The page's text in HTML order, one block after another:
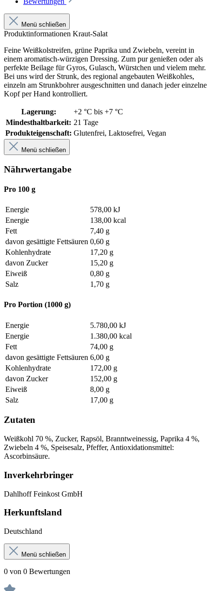
Menü schließen
Produktinformationen Kraut-Salat
Feine Weißkolstreifen, grüne Paprika und Zwiebeln, vereint in
einem aromatisch-würzigen Dressing. Zum pur genießen oder als
perfekte Beilage für Gyros, Gulasch, Würstchen und vielem mehr.
Bei uns wird der Strunk, des regional angebauten Weißkohles,
einzeln am Strunkbohrer ausgeschnitten und danach jeder einzelne
Kopf per Hand kontrolliert.
Lagerung:
+2 °C bis +7 °C
Mindesthaltbarkeit: 21 Tage
Produkteigenschaft: Glutenfrei, Laktosefrei, Vegan
Menü schließen
Nährwertangabe
Pro 100 g
Energie
578,00 kJ
Energie
138,00 kcal
Fett
7,40 g
davon gesättigte Fettsäuren 0,60 g
Kohlenhydrate
17,20 g
davon Zucker
15,20 g
Eiweiß
0,80 g
Salz
1,70 g
Pro Portion (1000 g)
Energie
5.780,00 kJ
Energie
1.380,00 kcal
Fett
74,00 g
davon gesättigte Fettsäuren 6,00 g
Kohlenhydrate
172,00 g
davon Zucker
152,00 g
Eiweiß
8,00 g
Salz
17,00 g
Zutaten
Weißkohl 70 %, Zucker, Rapsöl, Branntweinessig, Paprika 4 %,
Zwiebeln 4 %, Speisesalz, Pfeffer, Antioxidationsmittel:
Ascorbinsäure.
Inverkehrbringer
Dahlhoff Feinkost GmbH
Herkunftsland
Deutschland
Menü schließen
0 von 0 Bewertungen